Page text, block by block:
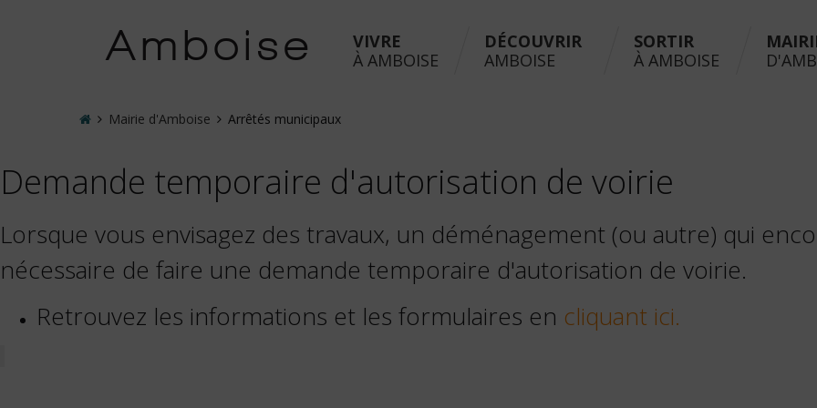
Accéder
la
Amboise
VIVRE
À AMBOISE
DÉCOUVRIR
AMBOISE
SORTIR
À AMBOISE
AccueilMairie d'Amboise Arrêtés municipaux
Demande temporaire d'autorisation de voirie
Lorsque vous envisagez des travaux, un déménagement (ou autre) qui
nécessaire de faire une demande temporaire d'autorisation de voirie.
Retrouvez les informations et les formulaires en cliquant ici.